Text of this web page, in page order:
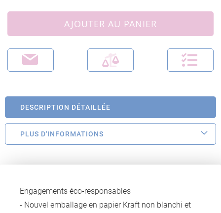
AJOUTER AU PANIER
DESCRIPTION DÉTAILLÉE
PLUS D'INFORMATIONS
Engagements éco-responsables
- Nouvel emballage en papier Kraft non blanchi et